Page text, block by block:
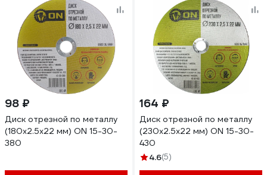
98 ₽
Диск отрезной по металлу
(180х2.5х22 мм) ON 15-30-
380
164 ₽
Диск отрезной по металлу
(230х2.5х22 мм) ON 15-30-
430
4.6(5)